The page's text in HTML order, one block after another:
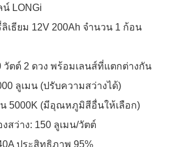
LONGi
เธียม 12V 200Ah จำนวน 1 ก้อน
วัตต์ 2 ดวง พร้อมเลนส์ที่แตกต่างกัน
ลูเมน (ปรับความสว่างได้)
5000K (มีอุณหภูมิสีอื่นให้เลือก)
สว่าง: 150 ลูเมน/วัตต์
ประสิทธิภาพ 95%